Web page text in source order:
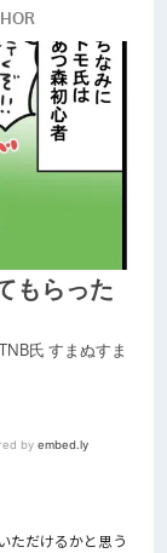
ただけるかと思う